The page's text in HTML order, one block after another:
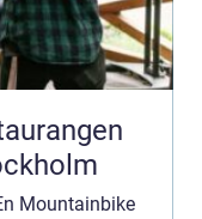
Mountainbike